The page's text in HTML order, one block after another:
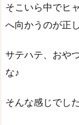
そこいら中でヒ
へ向かうのが正
サテハテ、おや
な♪
そんな感じでし